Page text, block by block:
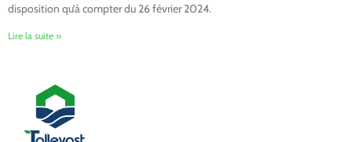
disposition qu’à compter du 26 février 2024.
Lire la suite »